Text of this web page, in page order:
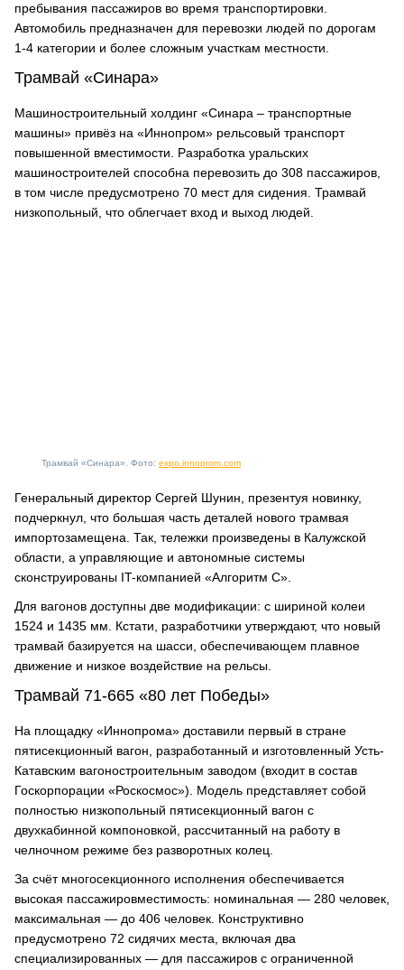
пребывания пассажиров во время транспортировки.
Автомобиль предназначен для перевозки людей по дорогам
1-4 категории и более сложным участкам местности.
Трамвай «Синара»
Машиностроительный холдинг «Синара – транспортные
машины» привёз на «Иннопром» рельсовый транспорт
повышенной вместимости. Разработка уральских
машиностроителей способна перевозить до 308 пассажиров,
в том числе предусмотрено 70 мест для сидения. Трамвай
низкопольный, что облегчает вход и выход людей.
Трамвай «Синара». Фото: expo.innoprom.com
Генеральный директор Сергей Шунин, презентуя новинку,
подчеркнул, что большая часть деталей нового трамвая
импортозамещена. Так, тележки произведены в Калужской
области, а управляющие и автономные системы
сконструированы IT-компанией «Алгоритм С».
Для вагонов доступны две модификации: с шириной колеи
1524 и 1435 мм. Кстати, разработчики утверждают, что новый
трамвай базируется на шасси, обеспечивающем плавное
движение и низкое воздействие на рельсы.
Трамвай 71-665 «80 лет Победы»
На площадку «Иннопрома» доставили первый в стране
пятисекционный вагон, разработанный и изготовленный Усть-
Катавским вагоностроительным заводом (входит в состав
Госкорпорации «Роскосмос»). Модель представляет собой
полностью низкопольный пятисекционный вагон с
двухкабинной компоновкой, рассчитанный на работу в
челночном режиме без разворотных колец.
За счёт многосекционного исполнения обеспечивается
высокая пассажировместимость: номинальная — 280 человек,
максимальная — до 406 человек. Конструктивно
предусмотрено 72 сидячих места, включая два
специализированных — для пассажиров с ограниченной